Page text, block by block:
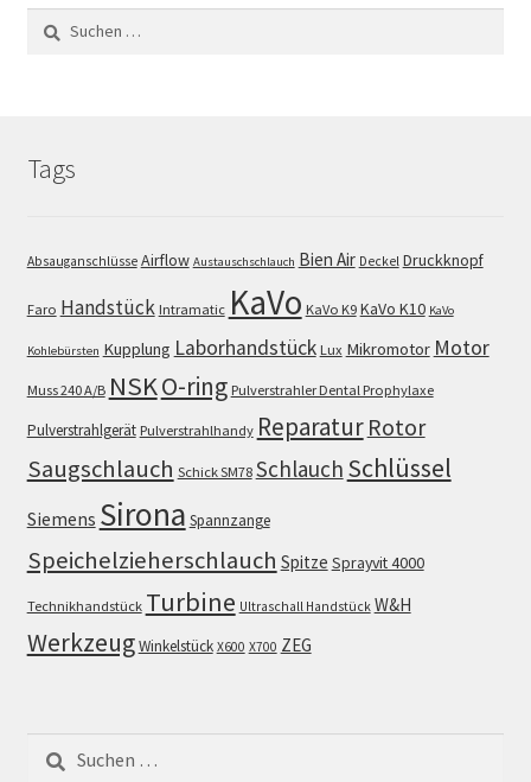
Suchen
nach:
Tags
Absauganschlüsse Airflow Austauschschlauch Bien Air Deckel Druckknopf
Faro Handstück Intramatic KaVo KaVo K9 KaVo K10 KaVo
Kohlebürsten Kupplung Laborhandstück Lux Mikromotor Motor
Muss 240 A/B NSKO-ring Pulverstrahler Dental Prophylaxe
Pulverstrahlgerät Pulverstrahlhandy Reparatur Rotor
Saugschlauch Schick SM78 Schlauch Schlüssel
Siemens Sirona Spannzange
Speichelzieherschlauch Spitze Sprayvit 4000
Technikhandstück Turbine Ultraschall Handstück W&H
WerkzeugWinkelstück X600 X700 ZEG
Suchen
nach: